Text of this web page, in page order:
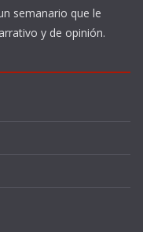
semanario que le
y de opinión.